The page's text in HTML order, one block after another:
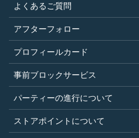
よくあるご質問
アフターフォロー
プロフィールカード
事前ブロックサービス
パーティーの進行について
ストアポイントについて